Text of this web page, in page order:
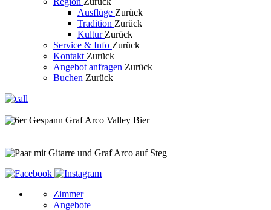
Ausflüge Zurück
Tradition Zurück
Kultur Zurück
Service & Info Zurück
Kontakt Zurück
Angebot anfragen Zurück
Buchen Zurück
Zimmer
Angebote